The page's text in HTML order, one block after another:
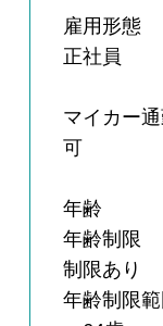
雇用形態
正社員
マイカー
可
年齢
年齢制限
制限あり
年齢制限範